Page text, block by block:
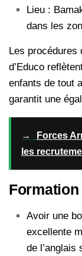
Lieu :
dans les
Les procédures
d’Educo
enfants de tout
garantit une
→
Forces
les
Formation
Avoir une
excellente
de l’anglais